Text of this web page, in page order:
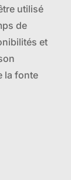
utilisé
de
et
la fonte